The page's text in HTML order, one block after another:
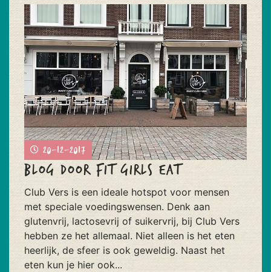
20-12-2017
Blog door Fit Girls Eat
Club Vers is een ideale hotspot voor mensen
met speciale voedingswensen. Denk aan
glutenvrij, lactosevrij of suikervrij, bij Club Vers
hebben ze het allemaal. Niet alleen is het eten
heerlijk, de sfeer is ook geweldig. Naast het
eten kun je hier ook...